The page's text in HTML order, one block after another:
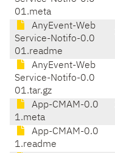
01.meta
AnyEvent-Web
Service-Notifo-0.0
01.readme
AnyEvent-Web
Service-Notifo-0.0
01.tar.gz
App-CMAM-0.0
1.meta
App-CMAM-0.0
1.readme